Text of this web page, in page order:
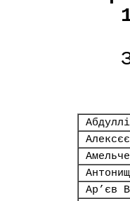
Ар’єв